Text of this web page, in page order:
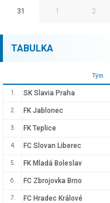
31 1 2
TABULKA
Tým
1. SK Slavia Praha
2. FK Jablonec
3. FK Teplice
4. FC Slovan Liberec
5. FK Mladá Boleslav
6. FC Zbrojovka Brno
7. FC Hradec Králové